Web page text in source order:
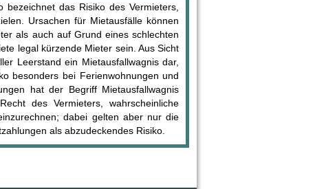
bezeichnet das Risiko des Vermieters,
Ursachen für Mietausfälle können
als auch auf Grund eines schlechten
legal kürzende Mieter sein. Aus Sicht
Leerstand ein Mietausfallwagnis dar,
besonders bei Ferienwohnungen und
hat der Begriff Mietausfallwagnis
des Vermieters, wahrscheinliche
dabei gelten aber nur die
als abzudeckendes Risiko.